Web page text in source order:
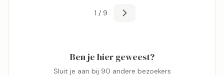
1 / 9
Ben je hier geweest?
Sluit je aan bij 90 andere bezoekers